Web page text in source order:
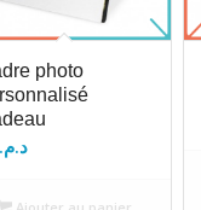
photo
د.م.